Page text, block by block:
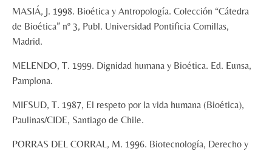
MASIÁ, J. 1998. Bioética y Antropología. Colección “Cátedra
de Bioética” nº 3, Publ. Universidad Pontificia Comillas,
Madrid.
MELENDO, T. 1999. Dignidad humana y Bioética. Ed. Eunsa,
Pamplona.
MIFSUD, T. 1987, El respeto por la vida humana (Bioética),
Paulinas/CIDE, Santiago de Chile.
PORRAS DEL CORRAL, M. 1996. Biotecnología, Derecho y